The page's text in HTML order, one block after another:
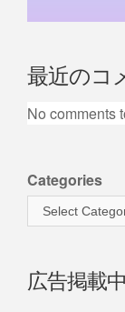
最近のコ
No comments
Categories
広告掲載中